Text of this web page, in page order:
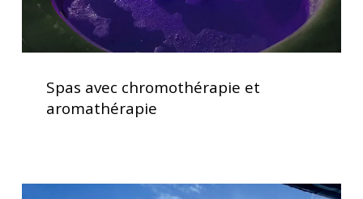
avec
chromothérapie
Spas avec chromothérapie et
aromathérapie